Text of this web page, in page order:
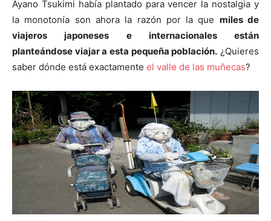
Ayano Tsukimi había plantado para vencer la nostalgia y
la monotonía son ahora la razón por la que miles de
viajeros japoneses e internacionales están
planteándose viajar a esta pequeña población. ¿Quieres
saber dónde está exactamente el valle de las muñecas?